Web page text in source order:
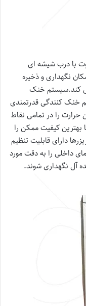
فضای داخلی: فریزر بستنی 5 فوت با درب شیشه ای
نگهداری و ذخیره
کند.سیستم خنک
خنک کنندگی قدرتمندی
حرارت را در تمامی نقاط
کیفیت ممکن را
دارای قابلیت تنظیم
داخلی را به دقت مورد
آل نگهداری شوند.